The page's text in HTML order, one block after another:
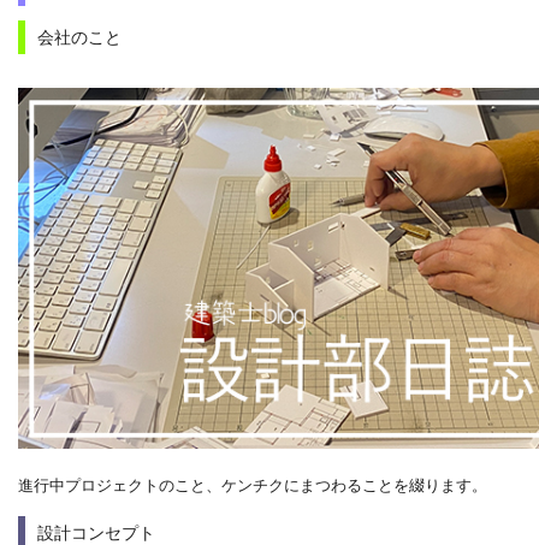
会社のこと
進行中プロジェクトのこと、ケンチクにまつわることを綴ります。
設計コンセプト